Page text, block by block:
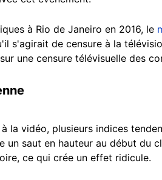
à Rio de Janeiro en 2016, le
s'agirait de censure à la
une censure télévisuelle des
la vidéo, plusieurs indices
un saut en hauteur au début du
ce qui crée un effet ridicule.